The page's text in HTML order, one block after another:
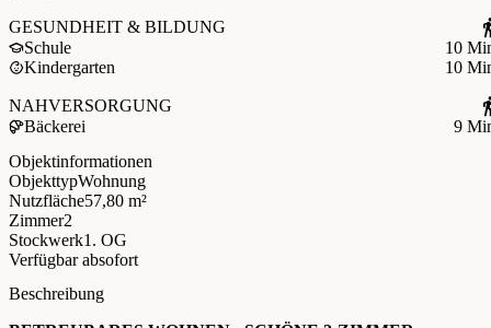
GESUNDHEIT & BILDUNG
Schule
10
Kindergarten
10
NAHVERSORGUNG
Bäckerei
9
Objektinformationen
ObjekttypWohnung
Nutzfläche57,80 m²
Zimmer2
Stockwerk1. OG
Verfügbar absofort
Beschreibung